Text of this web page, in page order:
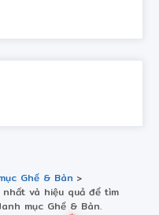
Ghế & Bàn >
và hiệu quả để tìm
mục Ghế & Bàn.